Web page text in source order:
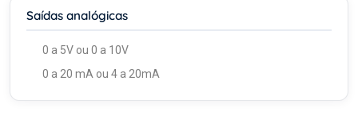
Saídas analógicas
0 a 5V ou 0 a 10V
0 a 20 mA ou 4 a 20mA